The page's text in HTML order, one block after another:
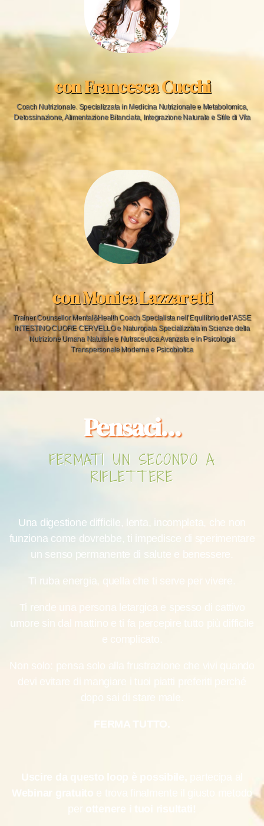
con Francesca Cucchi
Coach Nutrizionale. Specializzata in Medicina Nutrizionale e Metabolomica,
Detossinazione, Alimentazione Bilanciata, Integrazione Naturale e Stile di Vita
con Monica Lazzaretti
Trainer Counsellor Mental&Health Coach Specialista nell’Equilibrio dell’ASSE
INTESTINO CUORE CERVELLO e Naturopata Specializzata in Scienze della
Nutrizione Umana Naturale e Nutraceutica Avanzata e in Psicologia
Transpersonale Moderna e Psicobiotica
Pensaci...
FERMATI UN SECONDO A
RIFLETTERE
Una digestione difficile, lenta, incompleta, che non
funziona come dovrebbe, ti impedisce di sperimentare
un senso permanente di salute e benessere.
Ti ruba energia, quella che ti serve per vivere.
Ti rende una persona letargica e spesso di cattivo
umore sin dal mattino e ti fa percepire tutto più difficile
e complicato.
Non solo: pensa solo alla frustrazione che vivi quando
devi evitare di mangiare i tuoi piatti preferiti perché
dopo sai di stare male.
FERMA TUTTO.
Uscire da questo loop è possibile,
Webinar gratuito
e trova finalmente il giusto metodo
ottenere i tuoi risultati!